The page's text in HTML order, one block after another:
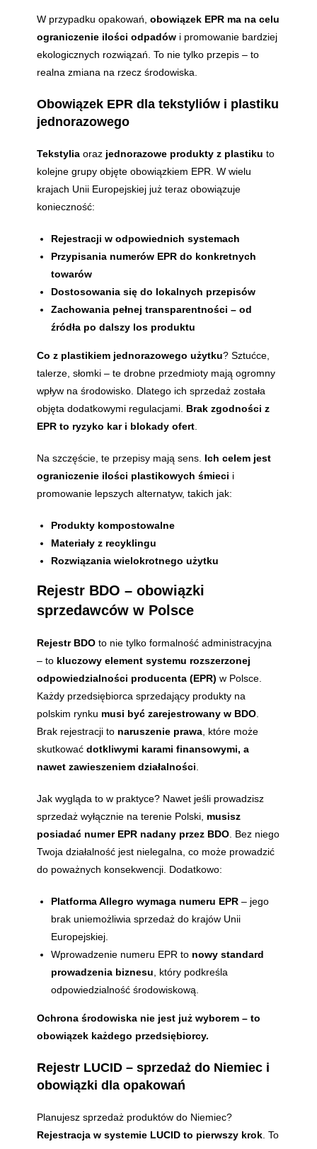
W przypadku opakowań,obowiązek EPR ma na celu
ograniczenie ilości odpadów i promowanie bardziej
ekologicznych rozwiązań. To nie tylko przepis – to
realna zmiana na rzecz środowiska.
Obowiązek EPR dla tekstyliów i plastiku
jednorazowego
Tekstylia oraz jednorazowe produkty z plastiku to
kolejne grupy objęte obowiązkiem EPR. W wielu
krajach Unii Europejskiej już teraz obowiązuje
konieczność:
Rejestracji w odpowiednich systemach
Przypisania numerów EPR do konkretnych
towarów
Dostosowania się do lokalnych przepisów
Zachowania pełnej transparentności – od
źródła po dalszy los produktu
Co z plastikiem jednorazowego użytku? Sztućce,
talerze, słomki – te drobne przedmioty mają ogromny
wpływ na środowisko. Dlatego ich sprzedaż została
objęta dodatkowymi regulacjami. Brak zgodności z
EPR to ryzyko kar i blokady ofert
Na szczęście, te przepisy mają sens. Ich celem jest
ograniczenie ilości plastikowych śmieci i
promowanie lepszych alternatyw, takich jak:
Produkty kompostowalne
Materiały z recyklingu
Rozwiązania wielokrotnego użytku
Rejestr BDO – obowiązki
sprzedawców w Polsce
Rejestr BDO to nie tylko formalność administracyjna
– to kluczowy element systemu rozszerzonej
odpowiedzialności producenta (EPR) w Polsce.
Każdy przedsiębiorca sprzedający produkty na
polskim rynku musi być zarejestrowany w BDO
Brak rejestracji to naruszenie prawa , które może
skutkowaćdotkliwymi karami finansowymi, a
nawet zawieszeniem działalności
Jak wygląda to w praktyce? Nawet jeśli prowadzisz
sprzedaż wyłącznie na terenie Polski, musisz
posiadać numer EPR nadany przez BDO . Bez niego
Twoja działalność jest nielegalna, co może prowadzić
do poważnych konsekwencji. Dodatkowo:
Platforma Allegro wymaga numeru EPR – jego
brak uniemożliwia sprzedaż do krajów Unii
Europejskiej.
Wprowadzenie numeru EPR to nowy standard
prowadzenia biznesu , który podkreśla
odpowiedzialność środowiskową.
Ochrona środowiska nie jest już wyborem – to
obowiązek każdego przedsiębiorcy.
Rejestr LUCID – sprzedaż do Niemiec i
obowiązki dla opakowań
Planujesz sprzedaż produktów do Niemiec?
Rejestracja w systemie LUCID to pierwszy krok . To